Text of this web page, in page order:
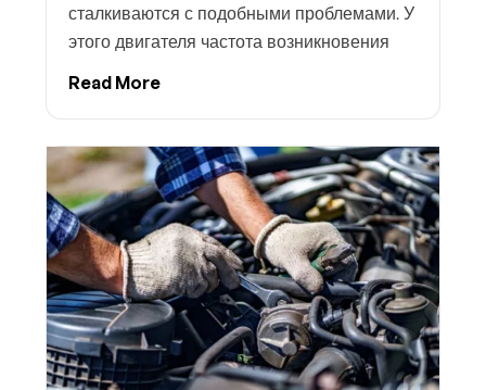
сталкиваются с подобными проблемами. У
этого двигателя частота возникновения
Read More